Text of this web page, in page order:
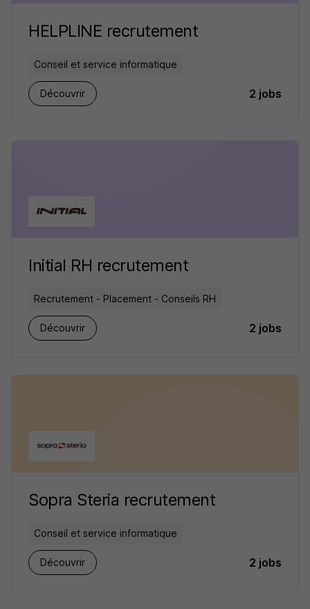
HELPLINE recrutement
Conseil et service informatique
Découvrir 2 jobs
Initial RH recrutement
Recrutement - Placement - Conseils RH
Découvrir 2 jobs
Sopra Steria recrutement
Conseil et service informatique
Découvrir 2 jobs